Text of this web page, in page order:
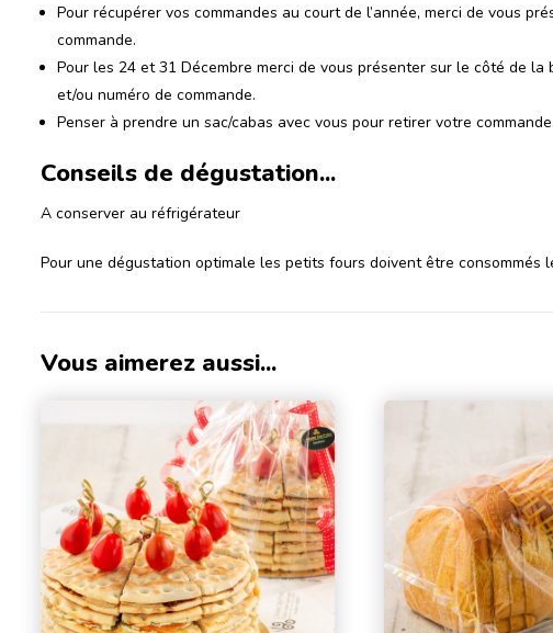
Pour récupérer vos commandes au court de l’année, merci de vous
commande.
Pour les 24 et 31 Décembre merci de vous présenter sur le côté de
et/ou numéro de commande.
Penser à prendre un sac/cabas avec vous pour retirer votre
Conseils de dégustation...
A conserver au réfrigérateur
Pour une dégustation optimale les petits fours doivent être consommés
Vous aimerez aussi...